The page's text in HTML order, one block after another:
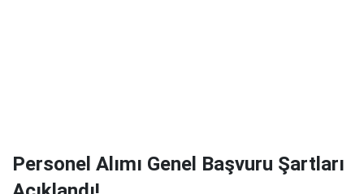
Personel Alımı Genel Başvuru Şartları